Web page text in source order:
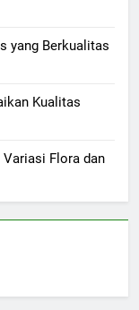
yang Berkualitas
Kualitas
Flora dan